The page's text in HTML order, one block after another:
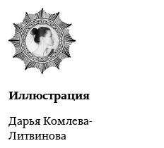
Иллюстрация
Дарья Комлева-
Литвинова